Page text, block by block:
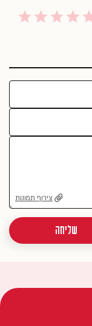
צירוף תמונות
שליחה